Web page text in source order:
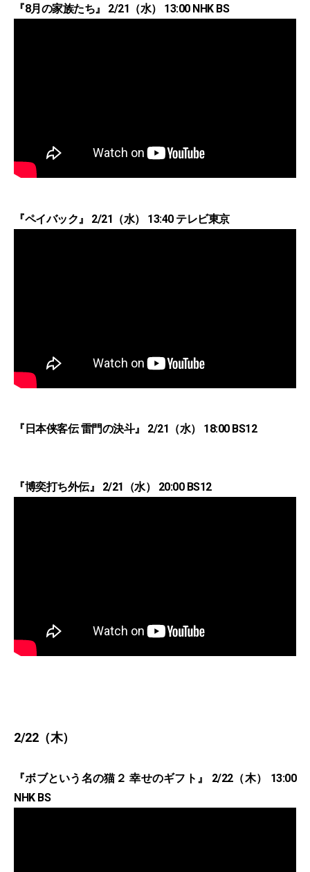
『8月の家族たち』 2/21（水） 13:00 NHK BS
『ペイバック』 2/21（水） 13:40 テレビ東京
『日本侠客伝 雷門の決斗』 2/21（水） 18:00 BS12
『博奕打ち外伝』 2/21（水） 20:00 BS12
2/22（木）
『ボブという名の猫２ 幸せのギフト』 2/22（木） 13:00
NHK BS